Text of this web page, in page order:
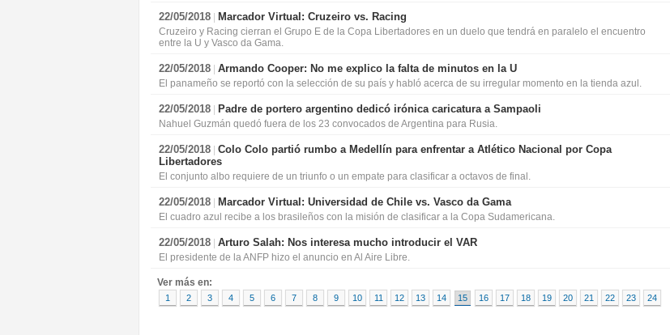
22/05/2018 Marcador Virtual: Cruzeiro vs. Racing
Cruzeiro y Racing cierran el Grupo E de la Copa Libertadores en un duelo que tendrá en paralelo el encuentro
entre la U y Vasco da Gama.
22/05/2018 Armando Cooper: No me explico la falta de minutos en la U
El panameño se reportó con la selección de su país y habló acerca de su irregular momento en la tienda azul.
22/05/2018 Padre de portero argentino dedicó irónica caricatura a Sampaoli
Nahuel Guzmán quedó fuera de los 23 convocados de Argentina para Rusia.
22/05/2018 Colo Colo partió rumbo a Medellín para enfrentar a Atlético Nacional por Copa
Libertadores
El conjunto albo requiere de un triunfo o un empate para clasificar a octavos de final.
22/05/2018 Marcador Virtual: Universidad de Chile vs. Vasco da Gama
El cuadro azul recibe a los brasileños con la misión de clasificar a la Copa Sudamericana.
22/05/2018 Arturo Salah: Nos interesa mucho introducir el VAR
El presidente de la ANFP hizo el anuncio en Al Aire Libre.
Ver más en:
1 2 3 4 5 6 7 8 9 10 11 12 13 14 15 16 17 18 19 20 21 22 23 24